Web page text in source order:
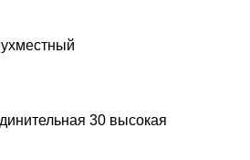
30 высокая